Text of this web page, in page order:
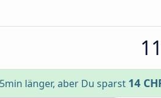
länger, aber Du sparst 14